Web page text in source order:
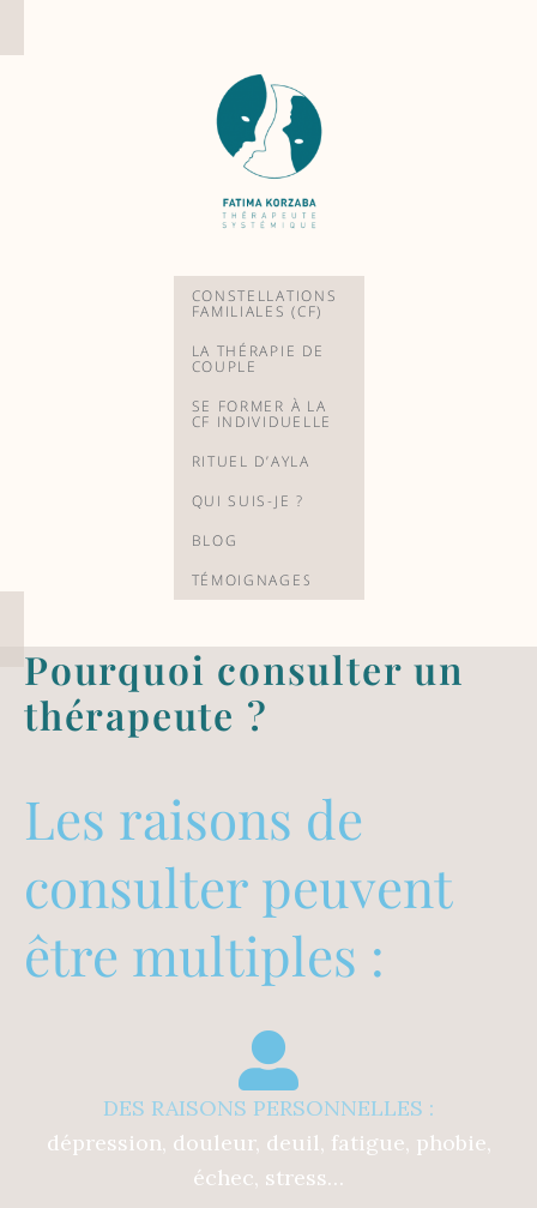
au
CONSTELLATIONS
FAMILIALES (CF)
LA THÉRAPIE DE
COUPLE
SE FORMER À LA
CF INDIVIDUELLE
RITUEL D’AYLA
QUI SUIS-JE ?
BLOG
TÉMOIGNAGES
Pourquoi consulter un
thérapeute ?
Les raisons de
consulter peuvent
être multiples :
DES RAISONS PERSONNELLES :
dépression, douleur, deuil, fatigue, phobie,
échec, stress…